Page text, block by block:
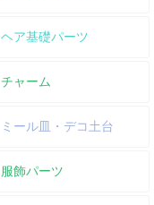
ヘア基礎パーツ
チャーム
ミール皿・デコ土台
服飾パーツ